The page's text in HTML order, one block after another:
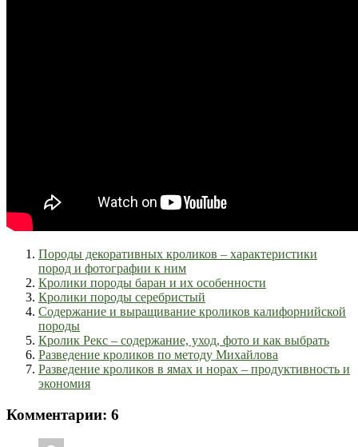
Породы декоративных кроликов – характеристики
пород и фотографии к ним
Кролики породы баран и их особенности
Кролики породы серебристый
Содержание и выращивание кроликов калифорнийской
породы
Кролик Рекс – содержание, уход, фото и как выбрать
Разведение кроликов по методу Михайлова
Разведение кроликов в ямах и норах – продуктивность и
экономия
Комментарии: 6